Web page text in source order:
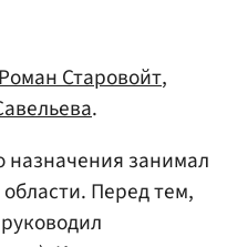
Старовойт,
.
назначения занимал
Перед тем,